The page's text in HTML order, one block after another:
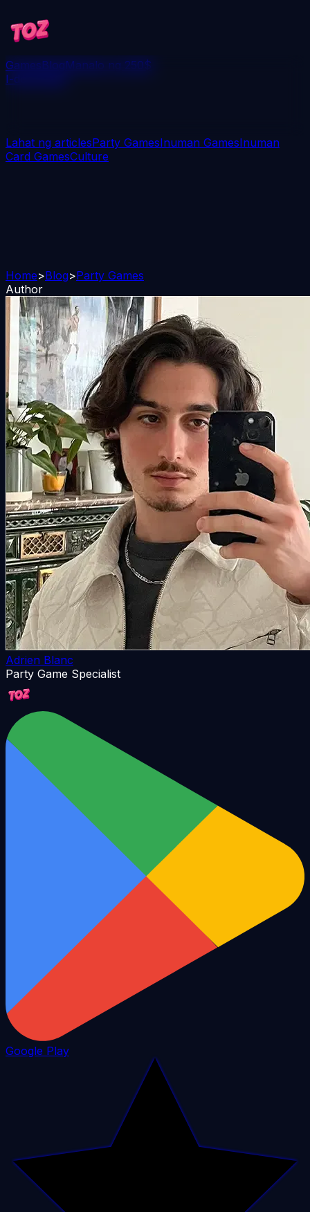
GamesBlogManalo ng 250$
I-download
Lahat ng articlesParty GamesInuman GamesInuman
Card GamesCulture
Home>Blog>Party Games
Author
Adrien Blanc
Party Game Specialist
Google Play